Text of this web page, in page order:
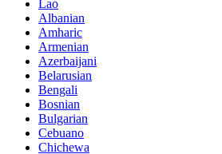
Lao
Albanian
Amharic
Armenian
Azerbaijani
Belarusian
Bengali
Bosnian
Bulgarian
Cebuano
Chichewa